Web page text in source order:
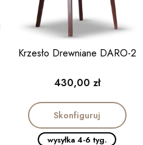
Krzesło Drewniane DARO-2
Cena
430,00 zł
Skonfiguruj
wysyłka 4-6 tyg.